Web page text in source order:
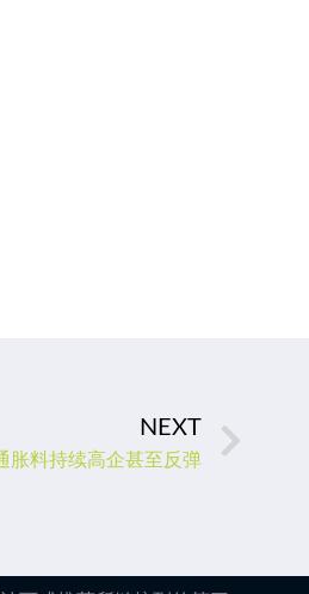
NEXT
胀料持续高企甚至反弹